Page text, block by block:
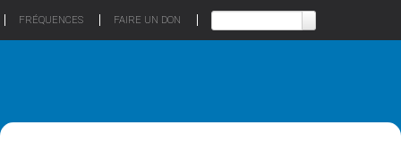
FRÉQUENCES FAIRE UN DON